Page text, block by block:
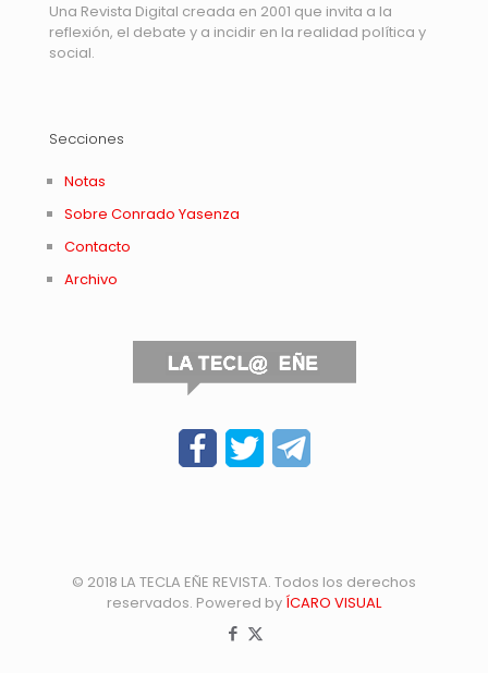
Una Revista Digital creada en 2001 que invita a la
reflexión, el debate y a incidir en la realidad política y
social.
Secciones
Notas
Sobre Conrado Yasenza
Contacto
Archivo
© 2018 LA TECLA EÑE REVISTA. Todos los derechos
reservados. Powered by ÍCARO VISUAL